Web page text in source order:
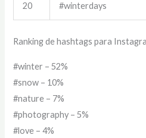
20 #winterdays
Ranking de hashtags para
#winter – 52%
#snow – 10%
#nature – 7%
#photography – 5%
#love – 4%